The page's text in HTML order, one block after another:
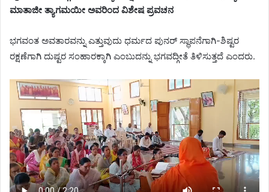
ಮಾತಾಜೀ ತ್ಯಾಗಮಯೀ ಅವರಿಂದ ವಿಶೇಷ ಪ್ರವಚನ
ಭಗವಂತ ಅವತಾರವನ್ನು ಎತ್ತುವುದು ಧರ್ಮದ ಪುನರ್ ಸ್ಥಾಪನೆಗಾಗಿ-ಶಿಷ್ಟರ
ರಕ್ಷಣೆಗಾಗಿ ದುಷ್ಟರ ಸಂಹಾರಕ್ಕಾಗಿ ಎಂಬುದನ್ನು ಭಗವದ್ಗೀತೆ ತಿಳಿಸುತ್ತದೆ ಎಂದರು.